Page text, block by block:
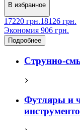
В избранное
17220 грн.18126 грн.
Экономия 906 грн.
Подробнее
Струнно-
Футляры и